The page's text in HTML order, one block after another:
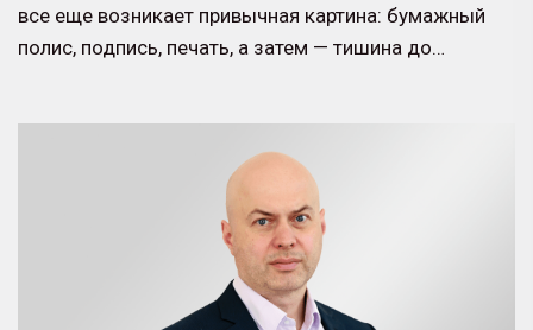
все еще возникает привычная картина: бумажный
полис, подпись, печать, а затем — тишина до…